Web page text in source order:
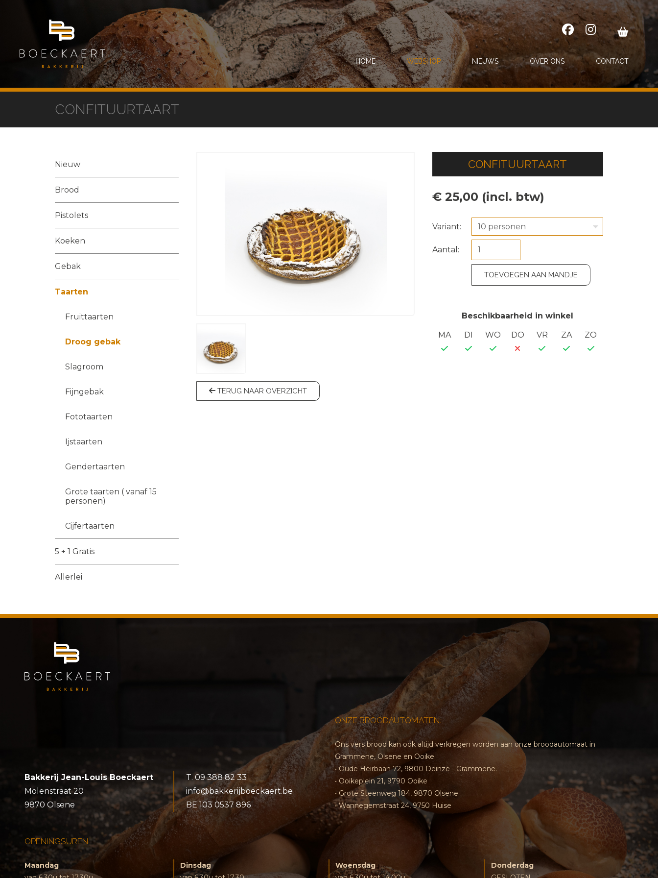
HOME WEBSHOP NIEUWS OVER ONS CONTACT
CONFITUURTAART
Nieuw
Brood
Pistolets
Koeken
Gebak
Taarten
Fruittaarten
Droog gebak
Slagroom
Fijngebak
Fototaarten
Ijstaarten
Gendertaarten
Grote taarten ( vanaf 15
personen)
Cijfertaarten
5 + 1 Gratis
Allerlei
CONFITUURTAART
€ 25,00 (incl. btw)
Variant: 10 personen
Aantal:
TOEVOEGEN AAN MANDJE
Beschikbaarheid in winkel
MA DI WO DO VR ZA ZO
TERUG NAAR OVERZICHT
Bakkerij Jean-Louis Boeckaert
Molenstraat 20
9870 Olsene
T. 09 388 82 33
info@bakkerijboeckaert.be
BE 103 0537 896
ONZE BROODAUTOMATEN:
Ons vers brood kan ook altijd verkregen worden aan onze broodautomaat in
Grammene, Olsene en Ooike.
• Oude Heirbaan 72, 9800 Deinze - Grammene.
• Ooikeplein 21, 9790 Ooike
• Grote Steenweg 184, 9870 Olsene
• Wannegemstraat 24, 9750 Huise
OPENINGSUREN
Maandag
Dinsdag
Woensdag
Donderdag